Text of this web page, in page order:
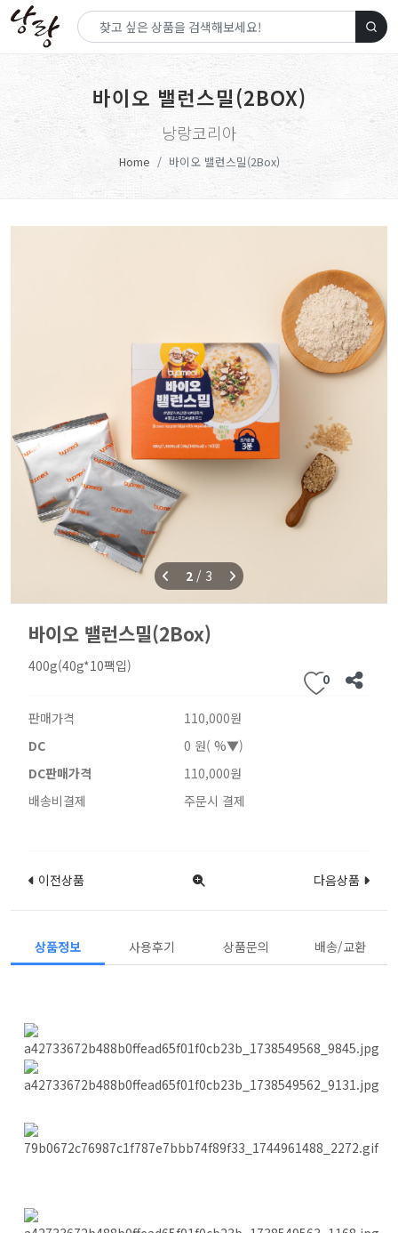
바이오 밸런스밀(2BOX)
낭랑코리아
Home 바이오 밸런스밀(2Box)
2 / 3
바이오 밸런스밀(2Box)
400g(40g*10팩입)
0
판매가격
110,000원
DC
0 원( %▼)
DC판매가격
110,000원
배송비결제
주문시 결제
이전상품 다음상품
상품정보 사용후기 상품문의 배송/교환